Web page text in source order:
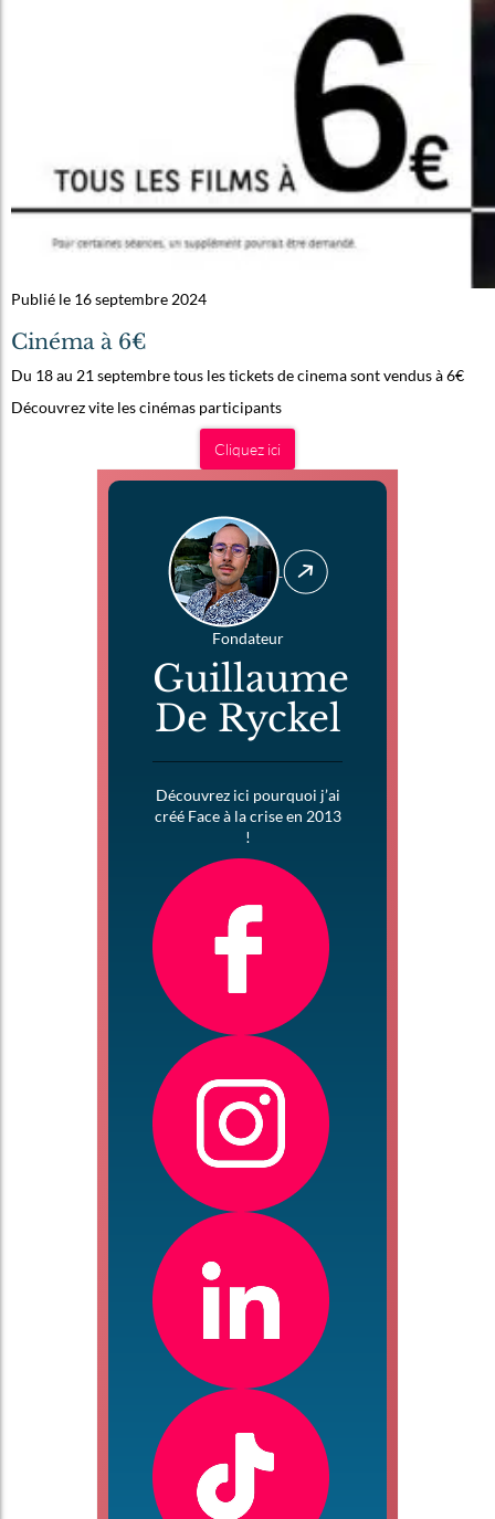
Publié le 16 septembre 2024
Cinéma à 6€
Du 18 au 21 septembre tous les tickets de cinema sont vendus à 6€
Découvrez vite les cinémas participants
Cliquez ici
Fondateur
Guillaume
De Ryckel
Découvrez ici pourquoi j’ai
créé Face à la crise en 2013
!